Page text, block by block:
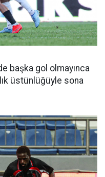
başka gol olmayınca
üstünlüğüyle sona